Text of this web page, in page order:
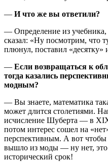
— И что же вы ответили?
— Определение из
сказал: «Ну посмотрим, что
плюнул, поставил «десятку»
— Если возвращаться к
тогда казались
модным?
— Вы знаете, математика
может длится столетиями.
исчисление Шуберта — в
потом интерес сошел на
перспективным. А вот чтобы
вышло из моды — ну нет,
исторический срок!